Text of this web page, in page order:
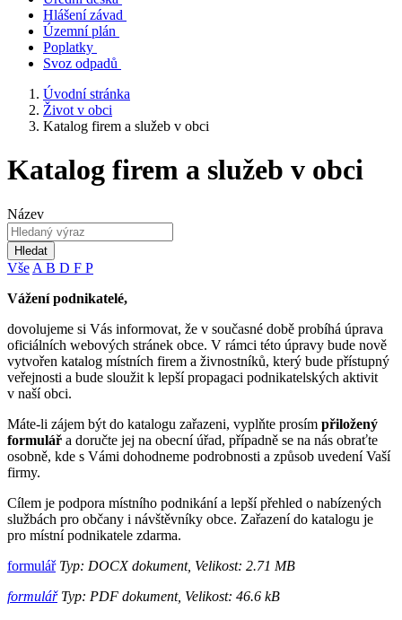
Hlášení závad
Územní plán
Poplatky
Svoz odpadů
Úvodní stránka
Život v obci
Katalog firem a služeb v obci
Katalog firem a služeb v obci
Název
Hledat
Vše A B D F P
Vážení podnikatelé,
dovolujeme si Vás informovat, že v současné době probíhá úprava
oficiálních webových stránek obce. V rámci této úpravy bude nově
vytvořen katalog místních firem a živnostníků, který bude přístupný
veřejnosti a bude sloužit k lepší propagaci podnikatelských aktivit
v naší obci.
Máte-li zájem být do katalogu zařazeni, vyplňte prosím přiložený
formulář a doručte jej na obecní úřad, případně se na nás obraťte
osobně, kde s Vámi dohodneme podrobnosti a způsob uvedení Vaší
firmy.
Cílem je podpora místního podnikání a lepší přehled o nabízených
službách pro občany i návštěvníky obce. Zařazení do katalogu je
pro místní podnikatele zdarma.
formulářTyp: DOCX dokument, Velikost: 2.71 MB
formulářTyp: PDF dokument, Velikost: 46.6 kB